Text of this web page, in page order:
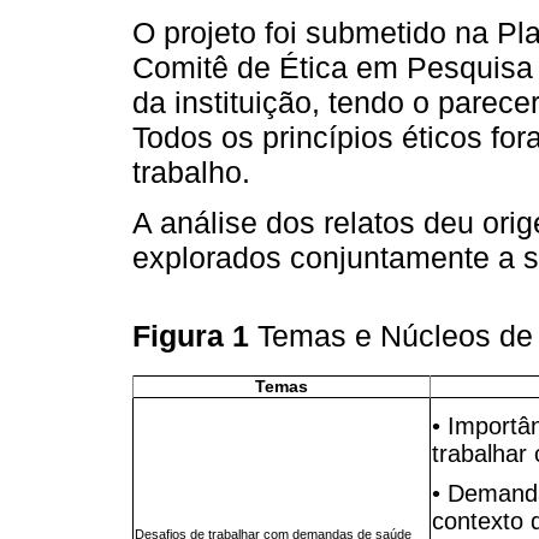
O projeto foi submetido na
Comitê de Ética em
da instituição, tendo o
Todos os princípios éticos
trabalho.
A análise dos relatos deu
explorados conjuntamente a
Figura 1 Temas e Núcleos
Temas
Desafios de trabalhar com demandas de saúde
•
trabalhar
•
contexto